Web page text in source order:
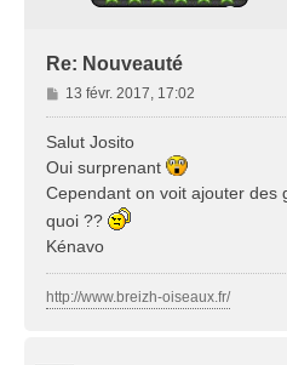
Re: Nouveauté
M
e
s
g
e
13 févr. 2017, 17:02
Salut Josito
Oui surprenant
Cependant on voit ajouter des
quoi ??
Kénavo
http://www.breizh-oiseaux.fr/